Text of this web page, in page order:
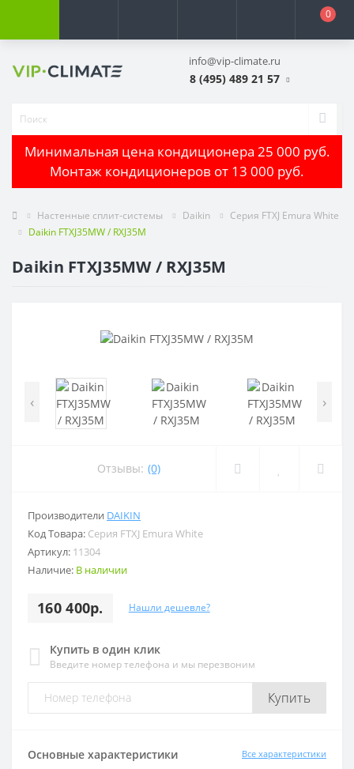
0
info@vip-climate.ru
8 (495) 489 21 57
Минимальная цена кондиционера 25 000 руб.
Монтаж кондиционеров от 13 000 руб.
Настенные сплит-системы Daikin
Серия FTXJ Emura White
Daikin FTXJ35MW / RXJ35M
Daikin FTXJ35MW / RXJ35M
‹ ›
Отзывы: (0)
Производители DAIKIN
Код Товара: Серия FTXJ Emura White
Артикул: 11304
Наличие: В наличии
160 400р. Нашли дешевле?
Купить в один клик
Введите номер телефона и мы перезвоним
Купить
Основные характеристики Все характеристики